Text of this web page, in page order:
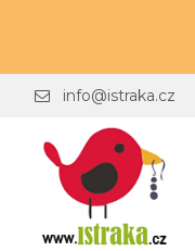
info@istraka.cz